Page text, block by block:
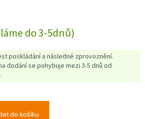
do 3-5dnů)
poskládání a následné zprovoznění.
dodání se pohybuje mezi 3-5 dnů od
do košíku